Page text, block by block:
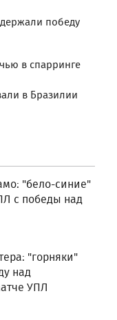
победу
в спарринге
в Бразилии
"бело-синие"
с победы над
"горняки"
над
УПЛ